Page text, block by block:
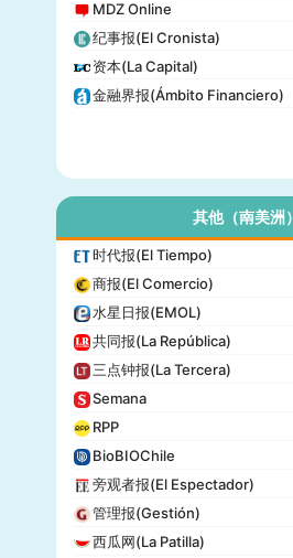
MDZ Online
纪事报(El Cronista)
资本(La Capital)
金融界报(Ámbito Financiero)
其他（南美洲）
时代报(El Tiempo)
商报(El Comercio)
水星日报(EMOL)
共同报(La República)
三点钟报(La Tercera)
Semana
RPP
BioBIOChile
旁观者报(El Espectador)
管理报(Gestión)
西瓜网(La Patilla)